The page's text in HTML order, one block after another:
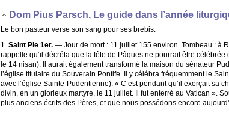
Dom Pius Parsch, Le guide dans l’année
Le bon pasteur verse son sang pour ses brebis.
1. Saint Pie 1er. — Jour de mort : 11 juillet 155 environ. Tombeau : à
rappelle qu’il décréta que la fête de Pâques ne pourrait être
le 14 nisan). Il aurait également transformé la maison du sénateur
l’église titulaire du Souverain Pontife. Il y célébra fréquemment le
avec l’église Sainte-Pudentienne). « C’est pendant qu’il exerçait sa
divin, en un glorieux martyre, le 11 juillet. Il fut enterré au Vatican ».
plus anciens écrits des Pères, et que nous possédons encore